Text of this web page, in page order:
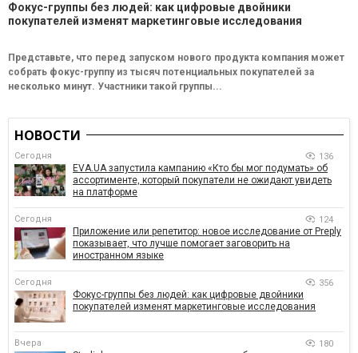
Фокус-группы без людей: как цифровые двойники
покупателей изменят маркетинговые исследования
Представьте, что перед запуском нового продукта компания может
собрать фокус-группу из тысяч потенциальных покупателей за
несколько минут. Участники такой группы...
НОВОСТИ
Сегодня 136
EVA.UA запустила кампанию «Кто бы мог подумать» об
ассортименте, который покупатели не ожидают увидеть
на платформе
Сегодня 124
Приложение или репетитор: новое исследование от Preply
показывает, что лучше помогает заговорить на
иностранном языке
Сегодня 356
Фокус-группы без людей: как цифровые двойники
покупателей изменят маркетинговые исследования
Вчера 180